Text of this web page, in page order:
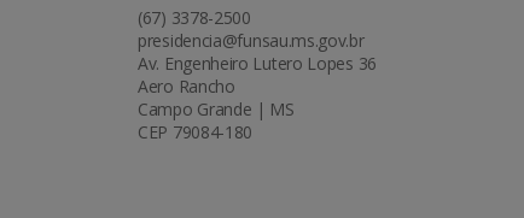
(67) 3378-2500
presidencia@funsau.ms.gov.br
Av. Engenheiro Lutero Lopes 36
Aero Rancho
Campo Grande | MS
CEP 79084-180